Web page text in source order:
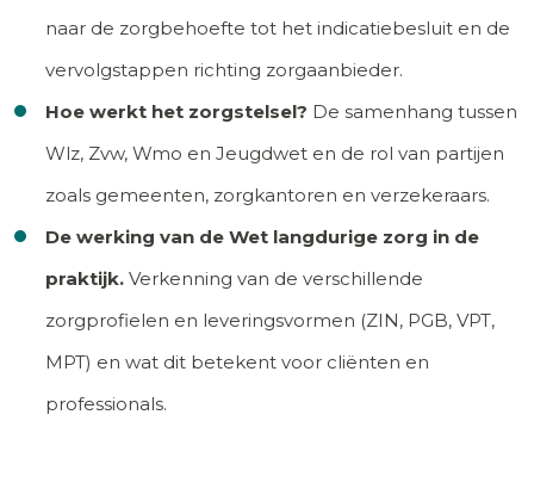
naar de zorgbehoefte tot het indicatiebesluit en de
vervolgstappen richting zorgaanbieder.
Hoe werkt het zorgstelsel? De samenhang tussen
Wlz, Zvw, Wmo en Jeugdwet en de rol van partijen
zoals gemeenten, zorgkantoren en verzekeraars.
De werking van de Wet langdurige zorg in de
praktijk. Verkenning van de verschillende
zorgprofielen en leveringsvormen (ZIN, PGB, VPT,
MPT) en wat dit betekent voor cliënten en
professionals.